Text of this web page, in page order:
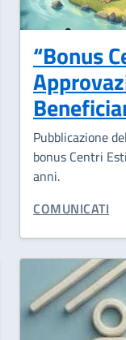
“Bonus
Pubblicazione
bonus Centri
anni.
CATEGORIA
COMUNICATI